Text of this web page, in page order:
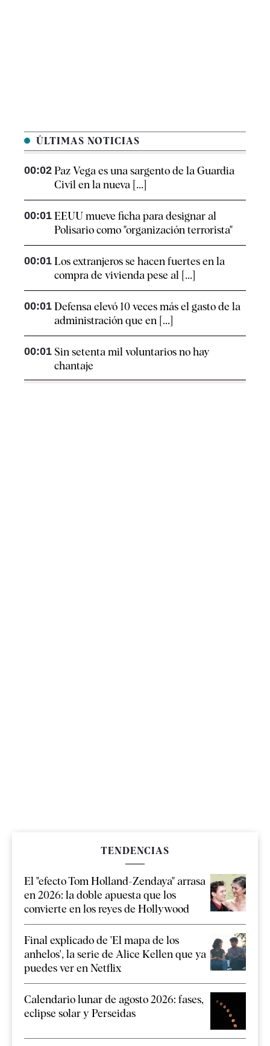
ÚLTIMAS NOTICIAS
00:02 Paz Vega es una sargento de la Guardia
Civil en la nueva [...]
00:01 EEUU mueve ficha para designar al
Polisario como "organización terrorista"
00:01 Los extranjeros se hacen fuertes en la
compra de vivienda pese al [...]
00:01 Defensa elevó 10 veces más el gasto de la
administración que en [...]
00:01 Sin setenta mil voluntarios no hay
chantaje
TENDENCIAS
El "efecto Tom Holland-Zendaya" arrasa
en 2026: la doble apuesta que los
convierte en los reyes de Hollywood
Final explicado de 'El mapa de los
anhelos', la serie de Alice Kellen que ya
puedes ver en Netflix
Calendario lunar de agosto 2026: fases,
eclipse solar y Perseidas